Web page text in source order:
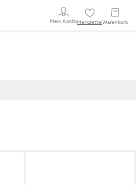
Mein KontoMerkzettel Warenkorb